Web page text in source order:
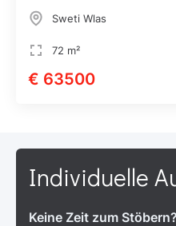
Sweti Wlas
72 m²
€ 63500
Individuelle
Keine Zeit zum